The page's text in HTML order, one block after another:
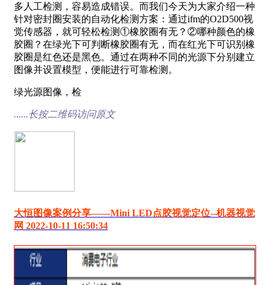
多人工检测，容易造成错误。而我们今天为大家介绍一种
针对密封圈安装的自动化检测方案：通过ifm的O2D500视
觉传感器，就可轻松检测①橡胶圈有无？②哪种颜色的橡
胶圈？在绿光下可判断橡胶圈有无，而在红光下可识别橡
胶圈是红色还是黑色。通过在两种不同的光源下分别建立
图像并设置模型，便能进行可靠检测。
绿光源图像，检
......长按二维码访问原文
大恒图像案例分享——Mini LED点胶视觉定位--机器视觉
网 2022-10-11 16:50:34